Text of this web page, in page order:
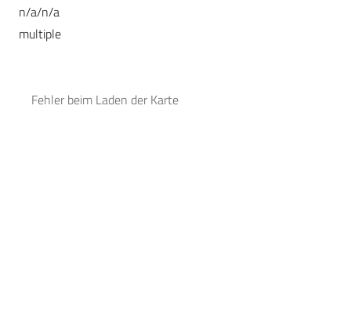
n/a/n/a
multiple
Fehler beim Laden der Karte